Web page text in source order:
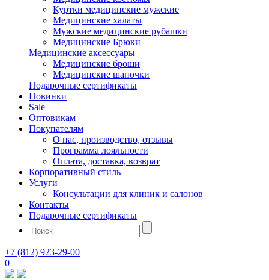
Куртки медицинские мужские
Медицинские халаты
Мужские медицинские рубашки
Медицинские Брюки
Медицинские аксессуары
Медицинские броши
Медицинские шапочки
Подарочные сертификаты
Новинки
Sale
Оптовикам
Покупателям
О нас, производство, отзывы
Программа лояльности
Оплата, доставка, возврат
Корпоративный стиль
Услуги
Консультации для клиник и салонов
Контакты
Подарочные сертификаты
+7 (812) 923-29-00
0